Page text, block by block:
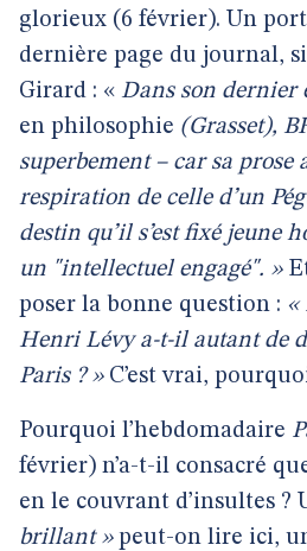
glorieux (6 février). Un
dernière page du journal,
Girard : « Dans son dernier
en philosophie (Grasset),
superbement – car sa prose
respiration de celle d’un
destin qu’il s’est fixé jeune
un "intellectuel engagé". »
poser la bonne question : «
Henri Lévy a-t-il autant de
Paris ? »C’est vrai,
Pourquoi l’hebdomadaire
février) n’a-t-il consacré
en le couvrant d’insultes ?
brillant »peut-on lire ici,